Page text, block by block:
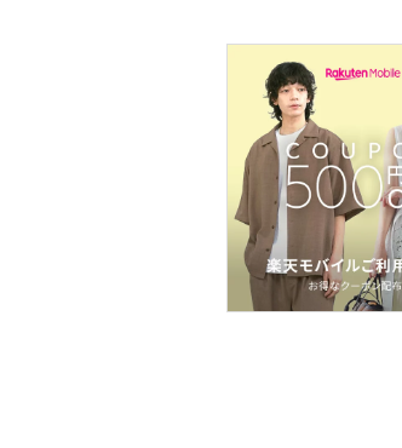
フレグランス
メイク道具・美容器具
コフレ・キット・セット
食器・調理器具・キッチ
ン用品
インテリア・生活雑貨